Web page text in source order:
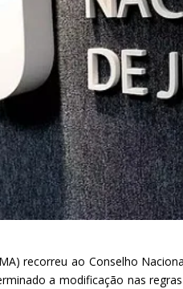
recorreu ao Conselho
a modificação nas